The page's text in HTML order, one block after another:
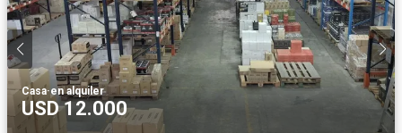
Casa·en alquiler
USD 12.000